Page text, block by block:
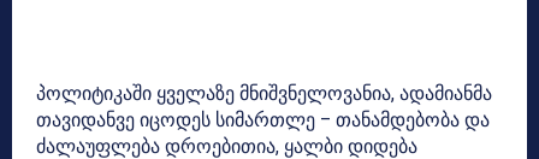
პოლიტიკაში ყველაზე მნიშვნელოვანია, ადამიანმა
თავიდანვე იცოდეს სიმართლე – თანამდებობა და
ძალაუფლება დროებითია, ყალბი დიდება